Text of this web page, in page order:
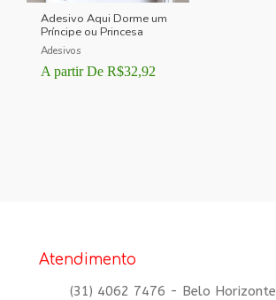
Adesivo Aqui Dorme um
Príncipe ou Princesa
Adesivos
A partir De R$32,92
Atendimento
(31) 4062 7476 - Belo Horizonte